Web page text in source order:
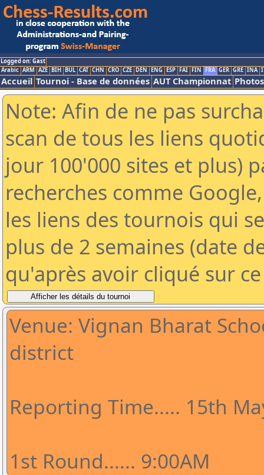
Logged on: Gast
Arabic ARM AZE BIH BUL CAT CHN CRO CZE DEN ENG ESP FAI FIN FRA GER GRE INA
Accueil Tournoi - Base de données AUT Championnat Photos
Note: Afin de ne pas
scan de tous les liens
jour 100'000 sites et plus)
recherches comme
les liens des tournois qui
plus de 2 semaines (date
qu'après avoir cliqué sur
Venue: Vignan Bharat
district
Reporting Time..... 15th
1st Round...... 9:00AM